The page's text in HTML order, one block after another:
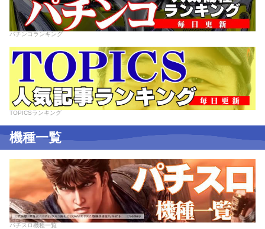
パチンコランキング
TOPICSランキング
機種一覧
パチスロ機種一覧